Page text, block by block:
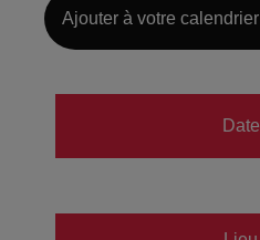
Ajouter à votre calendrier
Date